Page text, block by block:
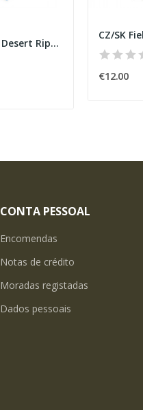
Jacket ACU 3-Col. Desert Ripstop
CZ/SK
€12.00
CONTA PESSOAL
Encomendas
Notas de crédito
Moradas registadas
Dados pessoais